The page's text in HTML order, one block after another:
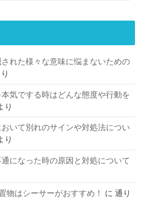
れた様々な意味に悩まないための
気でする時はどんな態度や行動を
り
いて別れのサインや対処法につい
り
になった時の原因と対処について
物はシーサーがおすすめ！ に通り